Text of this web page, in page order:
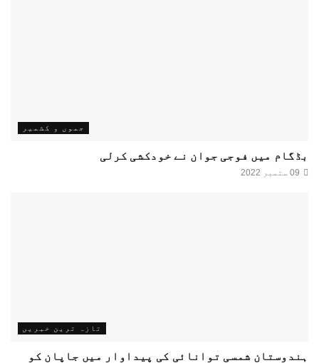
جموں و کشمیر
بڈگام میں فوجی جوان نے خودکشی کرلی
تازہ ترین خبریں
ہندوستان شمسی توانائی کی پیداوار میں جاپان کو